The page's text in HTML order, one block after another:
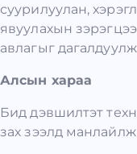
суурилуулан,
явуулахын
авлагыг
Алсын хараа
Бид дэвшилтэт
зах зээлд